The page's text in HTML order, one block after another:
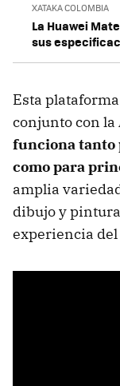
XATAKA COLOMBIA
La Huawei
sus
Esta
conjunto con la
funciona tanto
como para
amplia
dibujo y
experiencia